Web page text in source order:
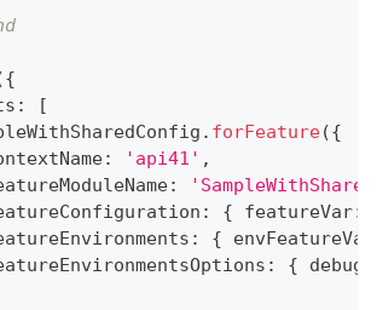
{
:
[
. forFeature({
: 'api41' ,
:
: { featureVar:
: { envFeatureVar
: { debug